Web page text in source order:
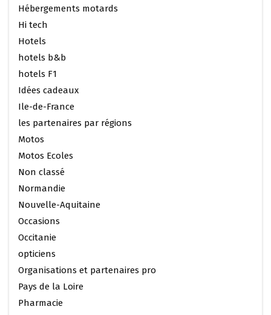
Hébergements motards
Hi tech
Hotels
hotels b&b
hotels F1
Idées cadeaux
Ile-de-France
les partenaires par régions
Motos
Motos Ecoles
Non classé
Normandie
Nouvelle-Aquitaine
Occasions
Occitanie
opticiens
Organisations et partenaires pro
Pays de la Loire
Pharmacie